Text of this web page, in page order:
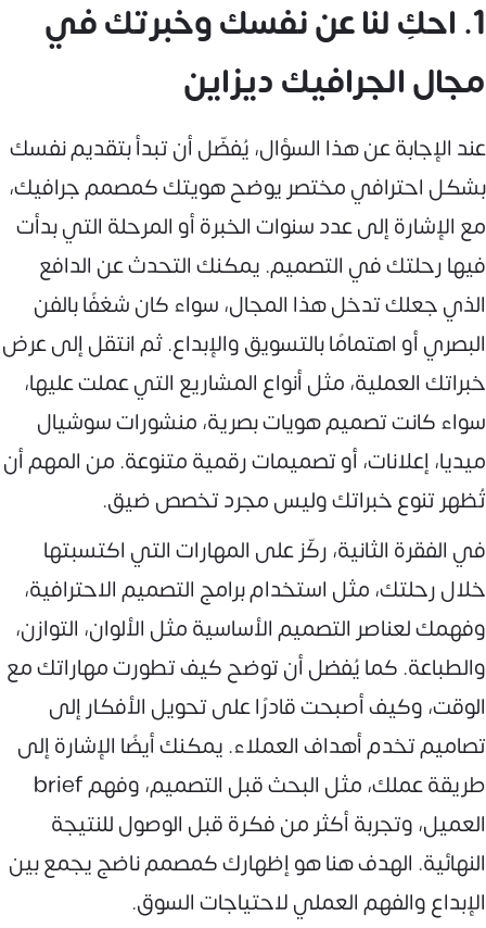
1. احكِ لنا عن نفسك وخبرتك في
مجال الجرافيك ديزاين
عند الإجابة عن هذا السؤال، يُفضّل أن تبدأ بتقديم نفسك
بشكل احترافي مختصر يوضح هويتك كمصمم جرافيك،
مع الإشارة إلى عدد سنوات الخبرة أو المرحلة التي بدأت
فيها رحلتك في التصميم. يمكنك التحدث عن الدافع
الذي جعلك تدخل هذا المجال، سواء كان شغفًا بالفن
البصري أو اهتمامًا بالتسويق والإبداع. ثم انتقل إلى عرض
خبراتك العملية، مثل أنواع المشاريع التي عملت عليها،
سواء كانت تصميم هويات بصرية، منشورات سوشيال
ميديا، إعلانات، أو تصميمات رقمية متنوعة. من المهم أن
تُظهر تنوع خبراتك وليس مجرد تخصص ضيق.
في الفقرة الثانية، ركّز على المهارات التي اكتسبتها
خلال رحلتك، مثل استخدام برامج التصميم الاحترافية،
وفهمك لعناصر التصميم الأساسية مثل الألوان، التوازن،
والطباعة. كما يُفضل أن توضح كيف تطورت مهاراتك مع
الوقت، وكيف أصبحت قادرًا على تحويل الأفكار إلى
تصاميم تخدم أهداف العملاء. يمكنك أيضًا الإشارة إلى
طريقة عملك، مثل البحث قبل التصميم، وفهم brief
العميل، وتجربة أكثر من فكرة قبل الوصول للنتيجة
النهائية. الهدف هنا هو إظهارك كمصمم ناضج يجمع بين
الإبداع والفهم العملي لاحتياجات السوق.